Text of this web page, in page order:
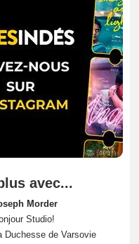
avec...
Morder
Studio!
Duchesse de Varsovie